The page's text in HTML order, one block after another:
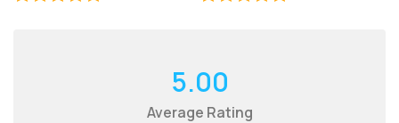
5.00
Average Rating